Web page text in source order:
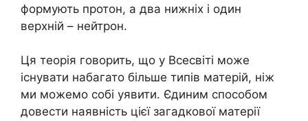
формують протон, а два нижніх і один
верхній – нейтрон.
Ця теорія говорить, що у Всесвіті може
існувати набагато більше типів матерій, ніж
ми можемо собі уявити. Єдиним способом
довести наявність цієї загадкової матерії